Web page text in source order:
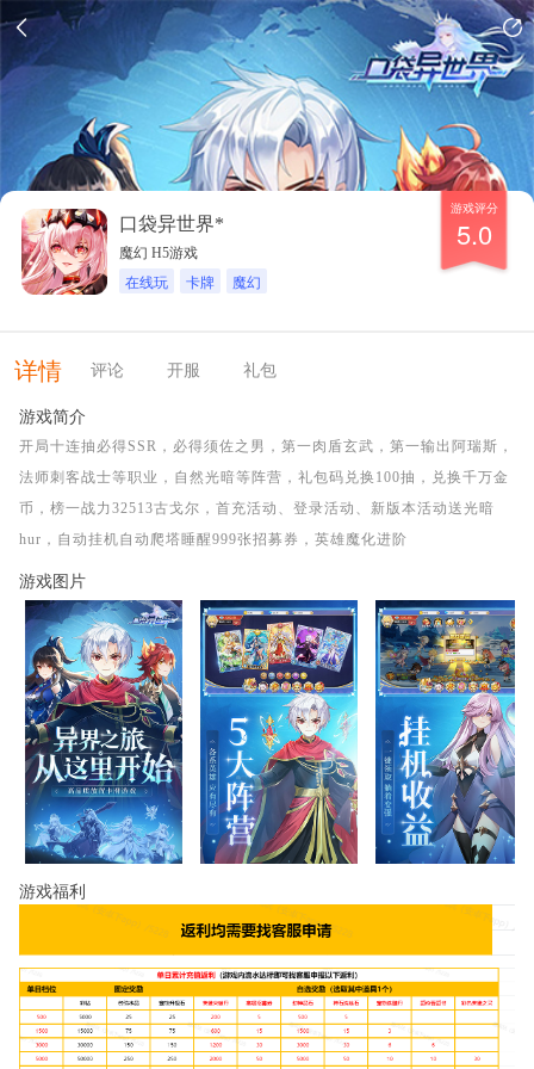
口袋异世界*
魔幻 H5游戏
在线玩 卡牌 魔幻
游戏评分
5.0
详情 评论 开服 礼包
游戏简介
开局十连抽必得SSR，必得须佐之男，第一肉盾玄武，第一输出阿瑞斯，
法师刺客战士等职业，自然光暗等阵营，礼包码兑换100抽，兑换千万金
币，榜一战力32513古戈尔，首充活动、登录活动、新版本活动送光暗
hur，自动挂机自动爬塔睡醒999张招募券，英雄魔化进阶
游戏图片
游戏福利